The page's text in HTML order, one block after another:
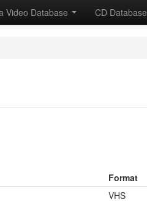
Video Database CD Database
Format
VHS